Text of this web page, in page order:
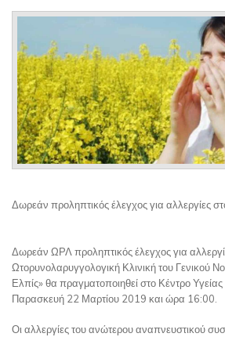
Δωρεάν προληπτικός έλεγχος για αλλεργίες
Δωρεάν ΩΡΛ προληπτικός έλεγχος για
Ωτορυνολαρυγγολογική Κλινική του Γενικού
Ελπίς» θα πραγματοποιηθεί στο Κέντρο
Παρασκευή 22 Μαρτίου 2019 και ώρα 16:00.
Οι αλλεργίες του ανώτερου αναπνευστικού